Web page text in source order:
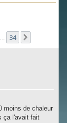
h
34
moins de chaleur
ça l'avait fait